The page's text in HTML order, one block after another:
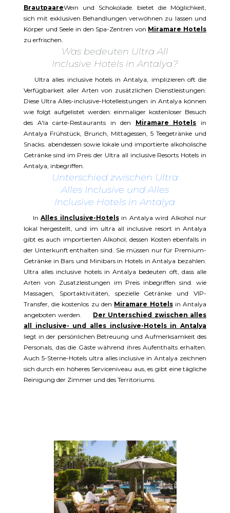
BrautpaareWein und Schokolade. bietet die Möglichkeit,
sich mit exklusiven Behandlungen verwöhnen zu lassen und
Körper und Seele in den Spa-Zentren von Miramare Hotels
zu erfrischen.
Was bedeuten Ultra All
Inclusive Hotels in Antalya?
Ultra alles inclusive hotels in Antalya, implizieren oft die
Verfügbarkeit aller Arten von zusätzlichen Dienstleistungen.
Diese Ultra Alles-inclusive-Hotelleistungen in Antalya können
wie folgt aufgelistet werden: einmaliger kostenloser Besuch
des A'la carte-Restaurants in den Miramare Hotels in
Antalya Frühstück, Brunch, Mittagessen, 5 Teegetränke und
Snacks. abendessen sowie lokale und importierte alkoholische
Getränke sind im Preis der Ultra all inclusive Resorts Hotels in
Antalya, inbegriffen.
Unterschied zwischen Ultra
Alles Inclusive und Alles
Inclusive Hotels in Antalya
InAlles iInclusive-Hotelsin Antalya wird Alkohol nur
lokal hergestellt, und im ultra all inclusive resort in Antalya
gibt es auch importierten Alkohol, dessen Kosten ebenfalls in
der Unterkunft enthalten sind. Sie müssen nur für Premium-
Getränke in Bars und Minibars in Hotels in Antalya bezahlen.
Ultra alles inclusive hotels in Antalya bedeuten oft, dass alle
Arten von Zusatzleistungen im Preis inbegriffen sind. wie
Massagen, Sportaktivitäten, spezielle Getränke und VIP-
Transfer, die kostenlos zu den Miramare Hotelsin Antalya
angeboten werden. Der Unterschied zwischen alles
all inclusive- und alles inclusive-Hotels in Antalya
liegt in der persönlichen Betreuung und Aufmerksamkeit des
Personals, das die Gäste während ihres Aufenthalts erhalten.
Auch 5-Sterne-Hotels ultra alles inclusive in Antalya zeichnen
sich durch ein höheres Serviceniveau aus, es gibt eine tägliche
Reinigung der Zimmer und des Territoriums.